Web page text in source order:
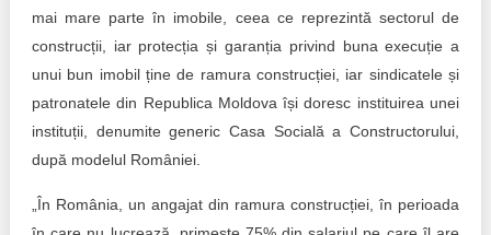
mai mare parte în imobile, ceea ce reprezintă sectorul de
construcții, iar protecția și garanția privind buna execuție a
unui bun imobil ține de ramura construcției, iar sindicatele și
patronatele din Republica Moldova își doresc instituirea unei
instituții, denumite generic Casa Socială a Constructorului,
după modelul României.
„În România, un angajat din ramura construcției, în perioada